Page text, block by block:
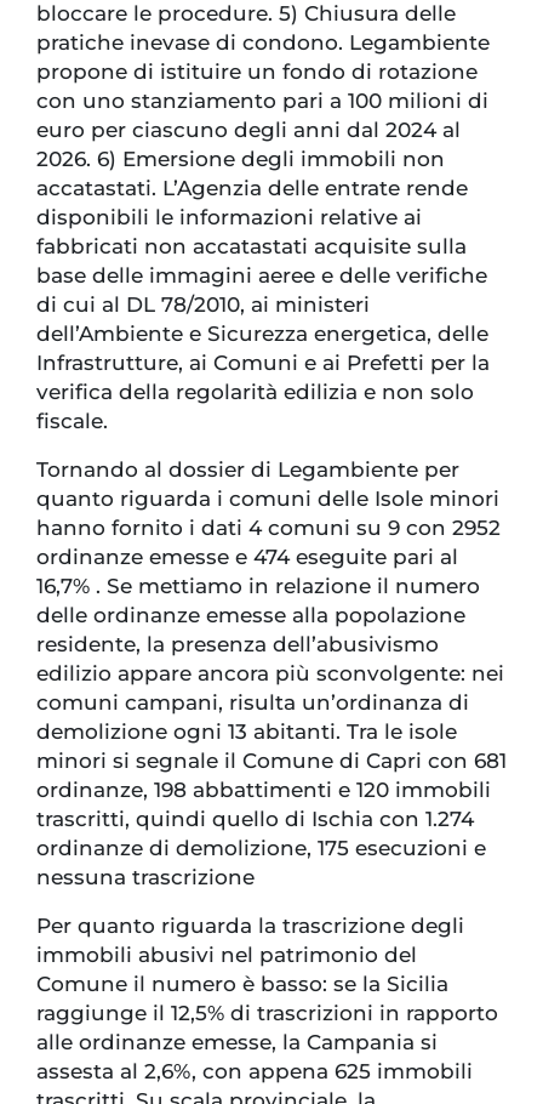
bloccare le procedure. 5) Chiusura delle
pratiche inevase di condono. Legambiente
propone di istituire un fondo di rotazione
con uno stanziamento pari a 100 milioni di
euro per ciascuno degli anni dal 2024 al
2026. 6) Emersione degli immobili non
accatastati. L’Agenzia delle entrate rende
disponibili le informazioni relative ai
fabbricati non accatastati acquisite sulla
base delle immagini aeree e delle verifiche
di cui al DL 78/2010, ai ministeri
dell’Ambiente e Sicurezza energetica, delle
Infrastrutture, ai Comuni e ai Prefetti per la
verifica della regolarità edilizia e non solo
fiscale.
Tornando al dossier di Legambiente per
quanto riguarda i comuni delle Isole minori
hanno fornito i dati 4 comuni su 9 con 2952
ordinanze emesse e 474 eseguite pari al
16,7% . Se mettiamo in relazione il numero
delle ordinanze emesse alla popolazione
residente, la presenza dell’abusivismo
edilizio appare ancora più sconvolgente: nei
comuni campani, risulta un’ordinanza di
demolizione ogni 13 abitanti. Tra le isole
minori si segnale il Comune di Capri con 681
ordinanze, 198 abbattimenti e 120 immobili
trascritti, quindi quello di Ischia con 1.274
ordinanze di demolizione, 175 esecuzioni e
nessuna trascrizione
Per quanto riguarda la trascrizione degli
immobili abusivi nel patrimonio del
Comune il numero è basso: se la Sicilia
raggiunge il 12,5% di trascrizioni in rapporto
alle ordinanze emesse, la Campania si
assesta al 2,6%, con appena 625 immobili